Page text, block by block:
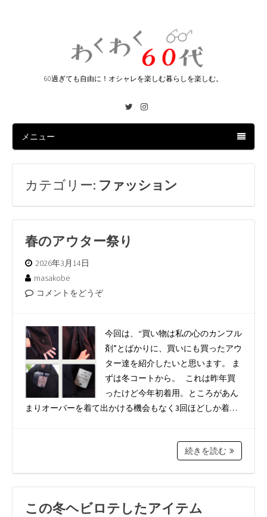
60過ぎても自由に！オシャレを楽しむ暮らしを楽しむ。
TwitterInstagram
メニュー
カテゴリー: ファッション
春のアウター祭り
2026年3月14日
masakobe
コメントをどうぞ
今回は、“買い物は私の心のカンフル
剤”とばかりに、買いにも買ったアウ
ター達を紹介したいと思います。 ま
ずは冬コートから。 これは昨年買
ったけど今年初着用。ところがあん
まりオーバーを着て出かける機会もなく3回ほどしか着…
続きを読む
この冬ヘビロテしたアイテム